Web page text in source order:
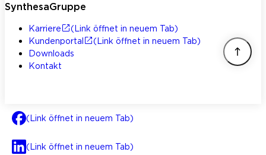
SynthesaGruppe
Karriere
(Link öffnet in neuem Tab)
Kundenportal
(Link öffnet in neuem Tab)
Downloads
Kontakt
(Link öffnet in neuem Tab)
(Link öffnet in neuem Tab)